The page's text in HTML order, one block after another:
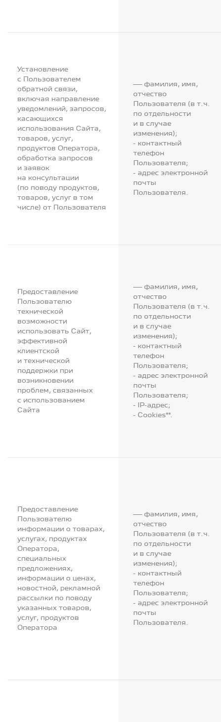
Установление
с Пользователем
обратной связи,
включая направление
уведомлений, запросов,
касающихся
использования Сайта,
товаров, услуг,
продуктов Оператора,
обработка запросов
и заявок
на консультации
(по поводу продуктов,
товаров, услуг в том
числе) от Пользователя
— фамилия, имя,
отчество
Пользователя (в т.ч.
по отдельности
и в случае
изменения);
- контактный
телефон
Пользователя;
- адрес электронной
почты
Пользователя.
Предоставление
Пользователю
технической
возможности
использовать Сайт,
эффективной
клиентской
и технической
поддержки при
возникновении
проблем, связанных
с использованием
Сайта
— фамилия, имя,
отчество
Пользователя (в т.ч.
по отдельности
и в случае
изменения);
- контактный
телефон
Пользователя;
- адрес электронной
почты
Пользователя;
- IP-адрес;
- Cookies**.
Предоставление
Пользователю
информации о товарах,
услугах, продуктах
Оператора,
специальных
предложениях,
информации о ценах,
новостной, рекламной
рассылки по поводу
указанных товаров,
услуг, продуктов
Оператора
— фамилия, имя,
отчество
Пользователя (в т.ч.
по отдельности
и в случае
изменения);
- контактный
телефон
Пользователя;
- адрес электронной
почты
Пользователя.